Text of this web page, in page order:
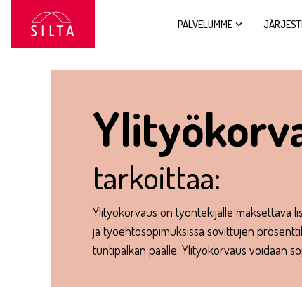
sisältöön.
PALVELUMME
tarkoittaa:
Ylityökorvaus on työntekijälle maksettava
ja työehtosopimuksissa sovittujen
tuntipalkan päälle. Ylityökorvaus voidaan